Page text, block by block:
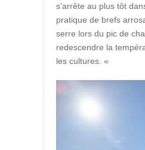
s’arrête au plus tôt
pratique de brefs
serre lors du pic de
redescendre la
les cultures. «